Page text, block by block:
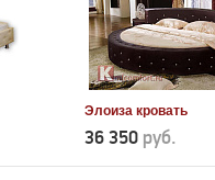
Элоиза кровать
36 350 руб.